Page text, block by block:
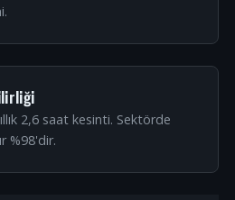
2,6 saat kesinti. Sektörde
%98'dir.